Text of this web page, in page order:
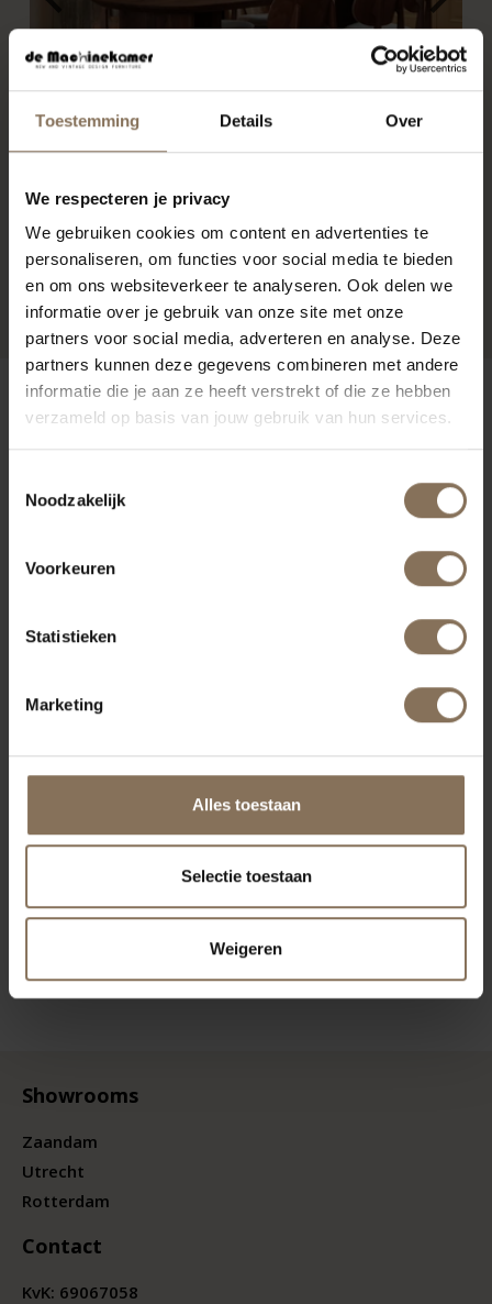
Toestemming Details Over
We respecteren je privacy
We gebruiken cookies om content en advertenties te
personaliseren, om functies voor social media te bieden
en om ons websiteverkeer te analyseren. Ook delen we
informatie over je gebruik van onze site met onze
partners voor social media, adverteren en analyse. Deze
partners kunnen deze gegevens combineren met andere
informatie die je aan ze heeft verstrekt of die ze hebben
verzameld op basis van jouw gebruik van hun services.
Noodzakelijk
Voorkeuren
Statistieken
Marketing
Alles toestaan
Selectie toestaan
Weigeren
PROJECT MUSMUKI
ONZE MERKEN
Showrooms
Zaandam
Utrecht
Rotterdam
Contact
KvK: 69067058